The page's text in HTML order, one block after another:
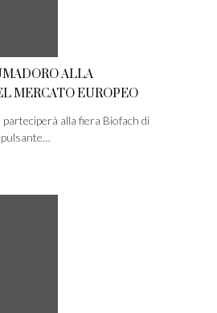
ALLA
MERCATO EUROPEO
parteciperà alla fiera Biofach di